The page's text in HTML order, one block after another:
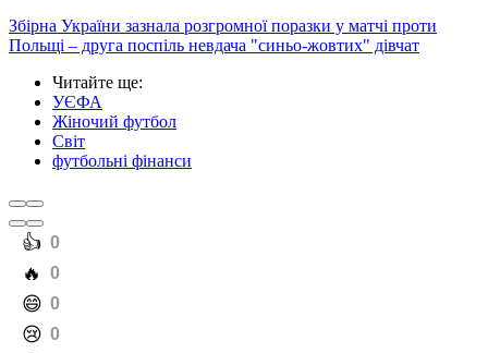
Збірна України зазнала розгромної поразки у матчі проти
Польщі – друга поспіль невдача "синьо-жовтих" дівчат
Читайте ще:
УЄФА
Жіночий футбол
Світ
футбольні фінанси
️👍 0
️🔥 0
️😄 0
️😢 0